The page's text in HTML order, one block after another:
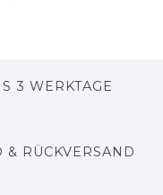
3 WERKTAGE
& RÜCKVERSAND